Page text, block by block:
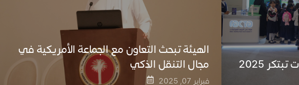
2025
الهيئة تبحث التعاون مع الجماعة الأمريكية في
مجال التنقل الذكي
فبراير 07, 2025